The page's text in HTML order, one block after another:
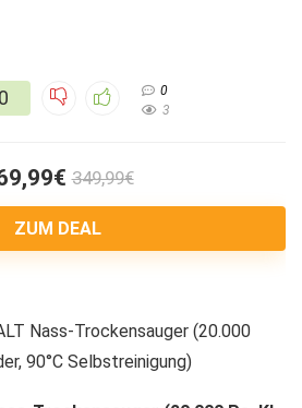
0
0
3
349,99€
ZUM DEAL